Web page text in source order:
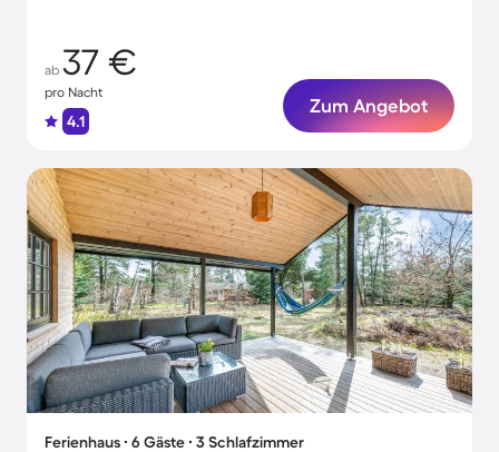
ab 37 €
pro Nacht
4.1
Zum Angebot
Ferienhaus ∙ 6 Gäste ∙ 3 Schlafzimmer